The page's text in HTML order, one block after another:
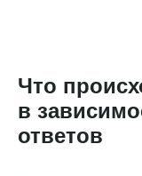
Что
в
ответов
Отправить